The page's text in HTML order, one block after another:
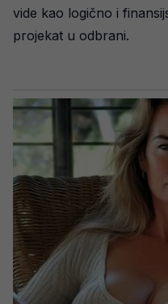
vide kao logično i
projekat u odbrani.